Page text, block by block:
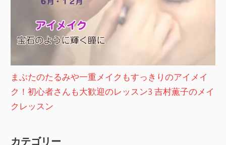
まぶたのたるみや一重メイクもすっきりのアイメイ
ク！初心者さんも大歓迎のレッスン3 吉村薫子のメイ
クレッスン
カテゴリー